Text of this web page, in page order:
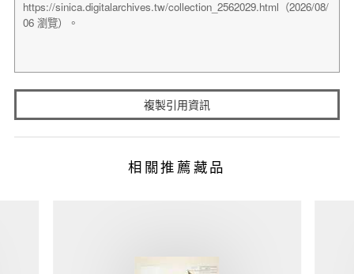
複製引用資訊
相關推薦藏品